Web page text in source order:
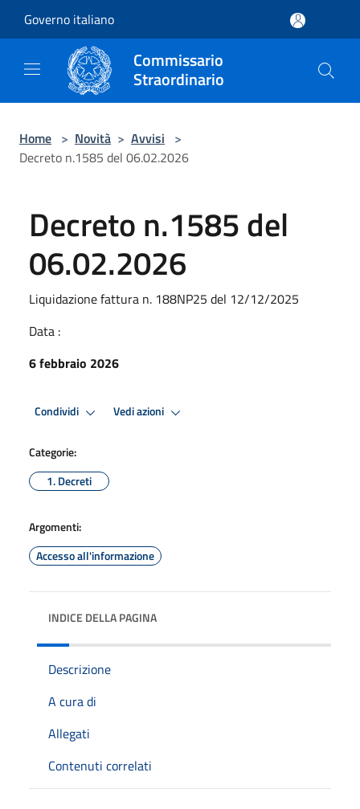
Governo italiano
Commissario
Straordinario
Home > Novità > Avvisi >
Decreto n.1585 del 06.02.2026
Decreto n.1585 del
06.02.2026
Liquidazione fattura n. 188NP25 del 12/12/2025
Data :
6 febbraio 2026
Condividi Vedi azioni
Categorie:
1. Decreti
Argomenti:
Accesso all'informazione
INDICE DELLA PAGINA
Descrizione
A cura di
Allegati
Contenuti correlati